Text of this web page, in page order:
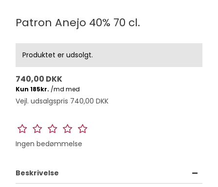
Patron Anejo 40% 70 cl.
Produktet er udsolgt.
740,00 DKK
Vejl. udsalgspris 740,00 DKK
Ingen bedømmelse
Beskrivelse